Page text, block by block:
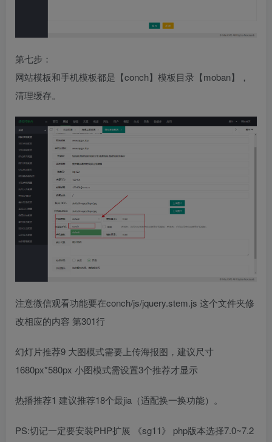
第七步：
网站模板和手机模板都是【conch】模板目录【moban】，
清理缓存。
注意微信观看功能要在conch/js/jquery.stem.js 这个文件夹修
改相应的内容 第301行
幻灯片推荐9 大图模式需要上传海报图，建议尺寸
1680px*580px 小图模式需设置3个推荐才显示
热播推荐1 建议推荐18个最jia（适配换一换功能）。
PS:切记一定要安装PHP扩展 《sg11》 php版本选择7.0~7.2